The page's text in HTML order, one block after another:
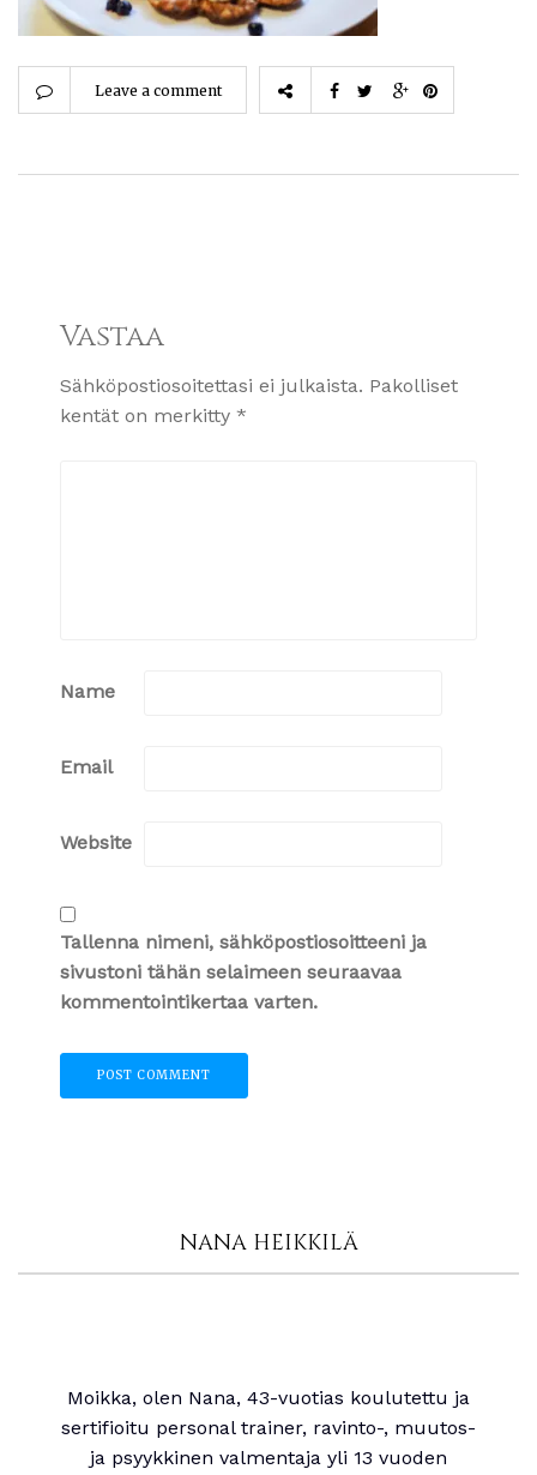
Leave a comment
Vastaa
Sähköpostiosoitettasi ei julkaista. Pakolliset
kentät on merkitty *
Name
Email
Website
Tallenna nimeni, sähköpostiosoitteeni ja
sivustoni tähän selaimeen seuraavaa
kommentointikertaa varten.
NANA HEIKKILÄ
Moikka, olen Nana, 43-vuotias koulutettu ja
sertifioitu personal trainer, ravinto-, muutos-
ja psyykkinen valmentaja yli 13 vuoden